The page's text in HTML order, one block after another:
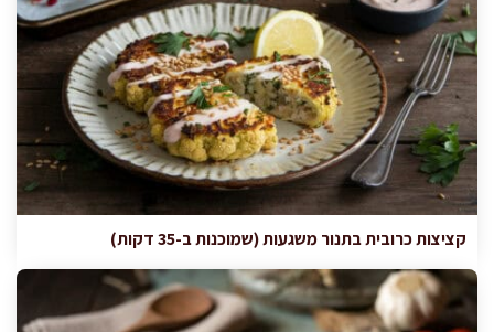
קציצות כרובית בתנור משגעות (שמוכנות ב-35 דקות)